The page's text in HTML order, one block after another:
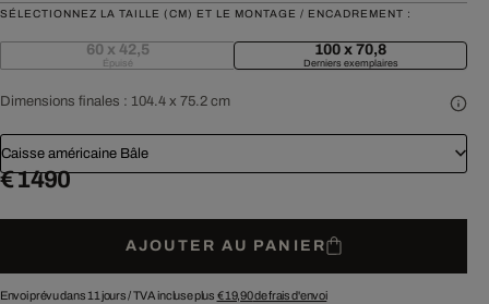
SÉLECTIONNEZ LA TAILLE (CM) ET LE MONTAGE / ENCADREMENT :
60 x 42,5
Épuisé
100 x 70,8
Derniers exemplaires
Dimensions finales : 104.4 x 75.2 cm
Caisse américaine Bâle
€ 1 490
AJOUTER AU PANIER
Envoi prévu dans 11 jours /TVA incluse plus € 19,90de frais d'envoi